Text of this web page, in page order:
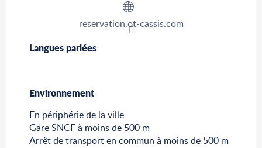
reservation.ot-cassis.com
Langues parlées
Langues parlées
Environnement
Environnement
En périphérie de la ville
Gare SNCF à moins de 500 m
Arrêt de transport en commun à moins de 500 m